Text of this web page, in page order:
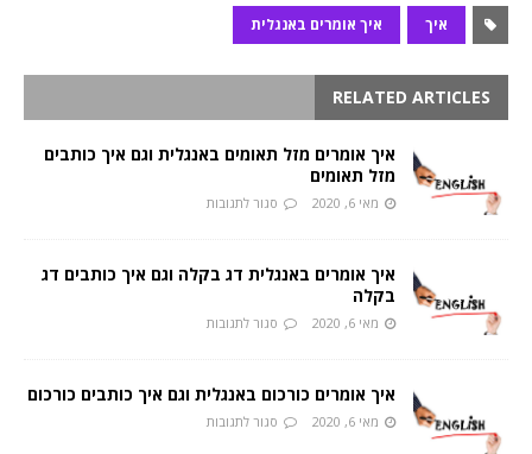
איך איך אומרים באנגלית
RELATED ARTICLES
איך אומרים מזל תאומים באנגלית וגם איך כותבים
מזל תאומים
מאי 6, 2020 סגור לתגובות
איך אומרים באנגלית דג בקלה וגם איך כותבים דג
בקלה
מאי 6, 2020 סגור לתגובות
איך אומרים כורכום באנגלית וגם איך כותבים כורכום
מאי 6, 2020 סגור לתגובות